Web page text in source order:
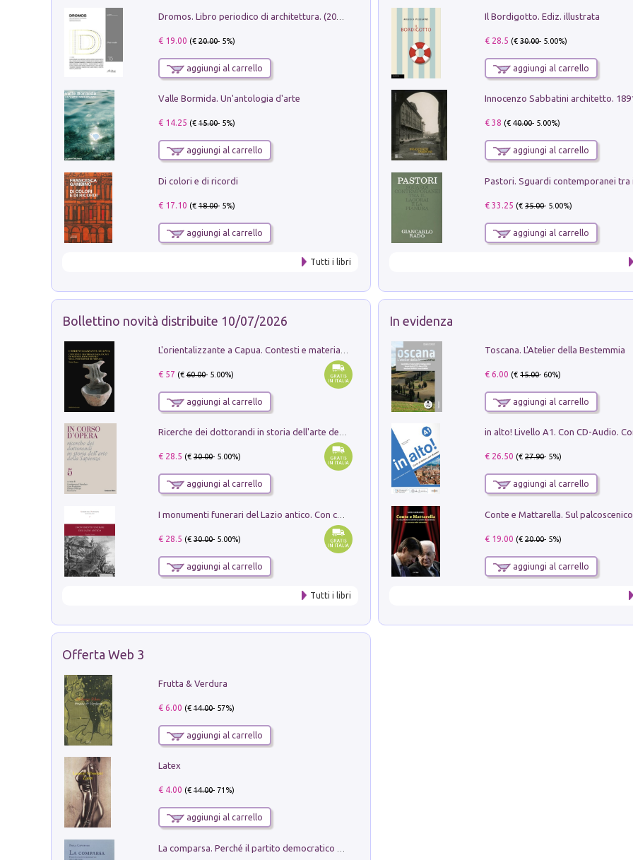
Dromos. Libro periodico di architettura. (2026). Vol. 15: Post-model
€ 19.00 (€20.00- 5%)
aggiungi al carrello
Valle Bormida. Un'antologia d'arte
€ 14.25 (€15.00- 5%)
aggiungi al carrello
Di colori e di ricordi
€ 17.10 (€18.00- 5%)
aggiungi al carrello
Tutti i libri
Il Bordigotto. Ediz. illustrata
€ 28.5 (€30.00- 5.00%)
aggiungi al carrello
Innocenzo Sabbatini architetto.
€ 38 (€40.00- 5.00%)
aggiungi al carrello
€ 33.25 (€35.00- 5.00%)
aggiungi al carrello
Bollettino novità distribuite 10/07/2026
€ 57 (€60.00- 5.00%)
aggiungi al carrello
Ricerche dei dottorandi in storia dell'arte della Sapienza
€ 28.5 (€30.00- 5.00%)
aggiungi al carrello
I monumenti funerari del Lazio antico. Con cartella con tavole
€ 28.5 (€30.00- 5.00%)
aggiungi al carrello
Tutti i libri
In evidenza
Toscana. L'Atelier della Bestemmia
€ 6.00 (€15.00- 60%)
aggiungi al carrello
€ 26.50 (€27.90- 5%)
aggiungi al carrello
€ 19.00 (€20.00- 5%)
aggiungi al carrello
Offerta Web 3
Frutta & Verdura
€ 6.00 (€14.00- 57%)
aggiungi al carrello
Latex
€ 4.00 (€14.00- 71%)
aggiungi al carrello